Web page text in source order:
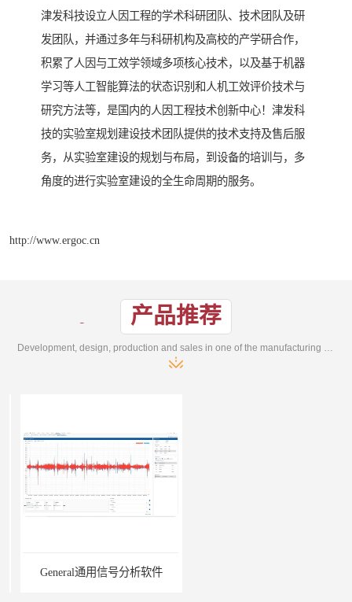
津发科技设立人因工程的学术科研团队、技术团队及研
发团队，并通过多年与科研机构及高校的产学研合作，
积累了人因与工效学领域多项核心技术，以及基于机器
学习等人工智能算法的状态识别和人机工效评价技术与
研究方法等，是国内的人因工程技术创新中心！津发科
技的实验室规划建设技术团队提供的技术支持及售后服
务，从实验室建设的规划与布局，到设备的培训与，多
角度的进行实验室建设的全生命周期的服务。
http://www.ergoc.cn
产品推荐
General通用信号分析软件